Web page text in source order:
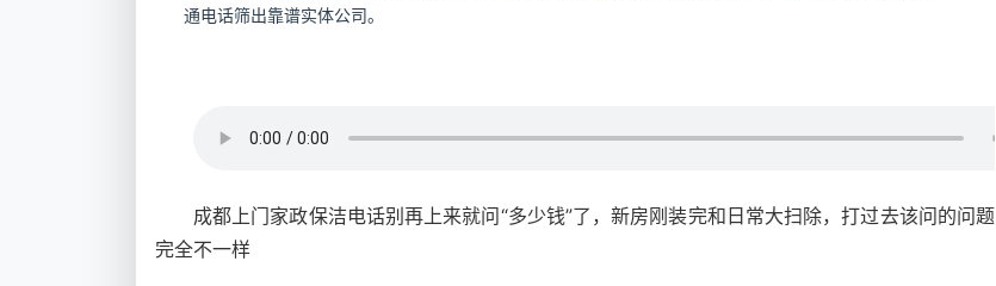
通电话筛出靠谱实体公司。
成都上门家政保洁电话别再上来就问“多少钱”了，新房刚装完和日常大扫除，打过去该问的问题
完全不一样